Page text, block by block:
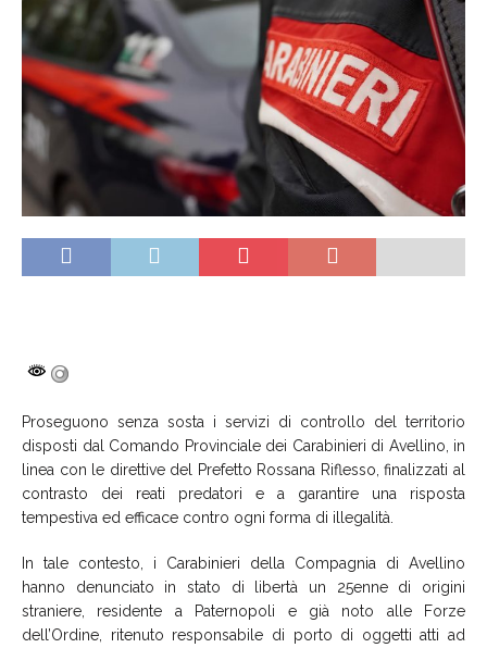
Proseguono senza sosta i servizi di controllo del territorio
disposti dal Comando Provinciale dei Carabinieri di Avellino, in
linea con le direttive del Prefetto Rossana Riflesso, finalizzati al
contrasto dei reati predatori e a garantire una risposta
tempestiva ed efficace contro ogni forma di illegalità.
In tale contesto, i Carabinieri della Compagnia di Avellino
hanno denunciato in stato di libertà un 25enne di origini
straniere, residente a Paternopoli e già noto alle Forze
dell’Ordine, ritenuto responsabile di porto di oggetti atti ad